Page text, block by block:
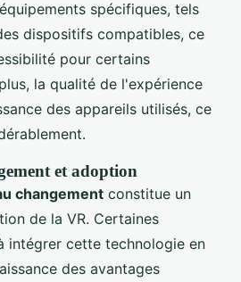
spécifiques, tels
dispositifs compatibles, ce
pour certains
la qualité de l'expérience
des appareils utilisés, ce
et adoption
changement constitue un
de la VR. Certaines
intégrer cette technologie en
des avantages